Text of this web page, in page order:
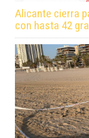
Alicante cierra
con hasta 42